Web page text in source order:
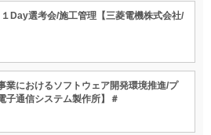
Day選考会/施工管理【三菱電機株式会社/
業におけるソフトウェア開発環境推進/プ
子通信システム製作所】＃